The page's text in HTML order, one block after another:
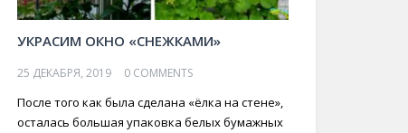
УКРАСИМ ОКНО «СНЕЖКАМИ»
25 ДЕКАБРЯ, 2019 0 COMMENTS
После того как была сделана «ёлка на стене»,
осталась большая упаковка белых бумажных